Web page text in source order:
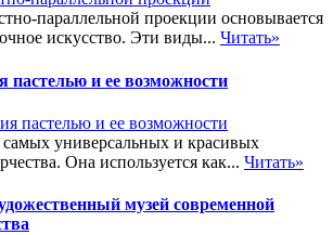
параллельной проекции основывается
искусство. Эти виды... Читать»
пастелью и ее возможности
универсальных и красивых
Она используется как... Читать»
музей современной